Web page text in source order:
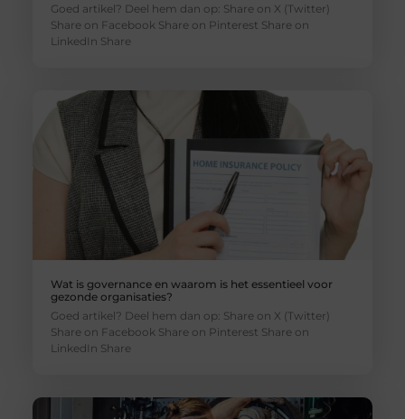
Goed artikel? Deel hem dan op: Share on X (Twitter)
Share on Facebook Share on Pinterest Share on
LinkedIn Share
Wat is governance en waarom is het essentieel voor
gezonde organisaties?
Goed artikel? Deel hem dan op: Share on X (Twitter)
Share on Facebook Share on Pinterest Share on
LinkedIn Share